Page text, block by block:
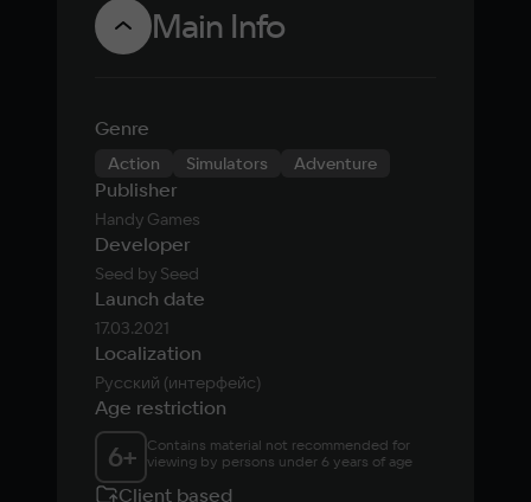
Main Info
Genre
Action Simulators Adventure
Publisher
Handy Games
Developer
Seed by Seed
Launch date
17.03.2021
Localization
Русский (интерфейс)
Age restriction
6+
Contains material not recommended for
viewing by persons under 6 years of age
Client based